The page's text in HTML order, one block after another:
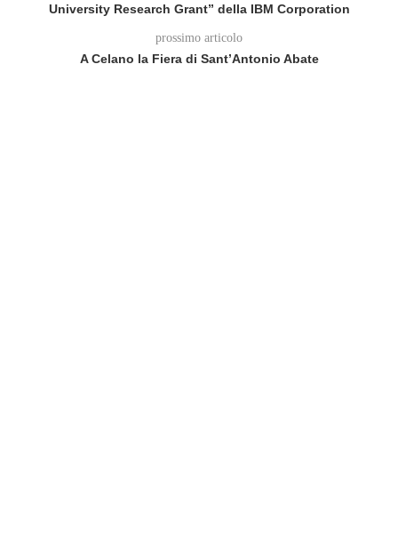
University Research Grant” della IBM Corporation
prossimo articolo
A Celano la Fiera di Sant’Antonio Abate